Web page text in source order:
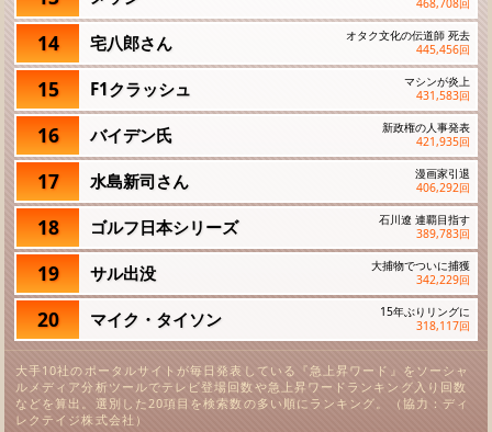
14 宅八郎さん
オタク文化の伝道師 死去
445,456回
15 F1クラッシュ
マシンが炎上
431,583回
16 バイデン氏
新政権の人事発表
421,935回
17 水島新司さん
漫画家引退
406,292回
18 ゴルフ日本シリーズ
石川遼 連覇目指す
389,783回
19 サル出没
大捕物でついに捕獲
342,229回
20 マイク・タイソン
15年ぶりリングに
318,117回
大手10社のポータルサイトが毎日発表している『急上昇ワード』をソーシャ
ルメディア分析ツールでテレビ登場回数や急上昇ワードランキング入り回数
などを算出。選別した20項目を検索数の多い順にランキング。（協力：ディ
レクテイジ株式会社）